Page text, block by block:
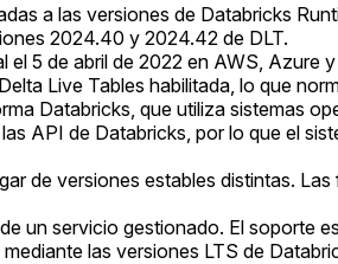
a las versiones de Databricks
2024.40 y 2024.42 de DLT.
5 de abril de 2022 en AWS, Azure
Live Tables habilitada, lo que
Databricks, que utiliza sistemas
API de Databricks, por lo que el
de versiones estables distintas.
un servicio gestionado. El soporte
las versiones LTS de